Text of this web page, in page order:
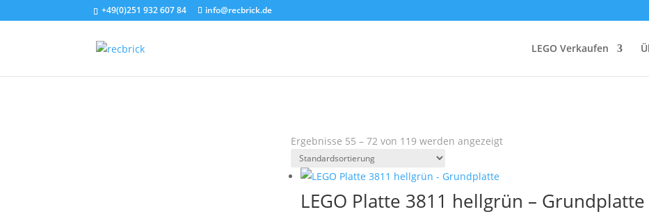
+49(0)251 932 607 84 info@recbrick.de
LEGO Verkaufen
Ergebnisse 55 – 72 von 119 werden angezeigt
LEGO Platte 3811 hellgrün – Grundplatte